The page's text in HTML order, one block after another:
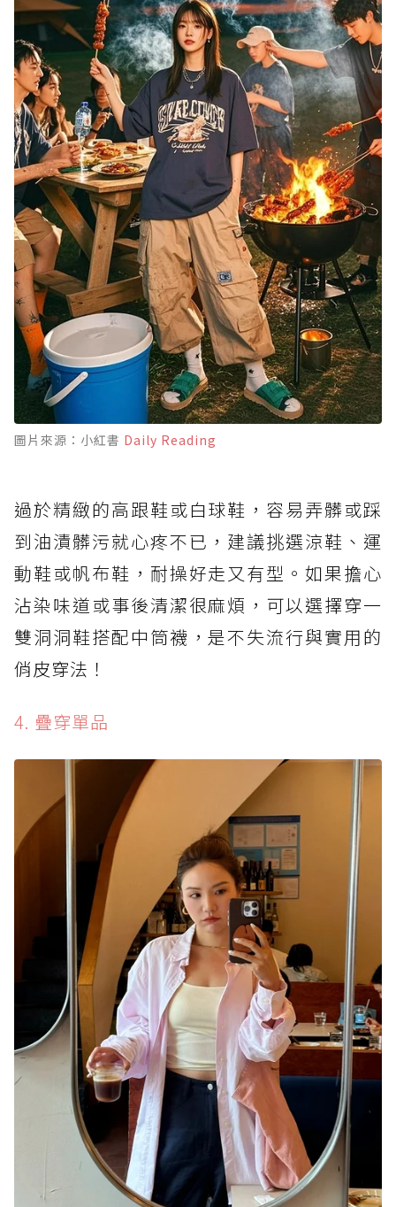
圖片來源：小紅書 Daily Reading
過於精緻的高跟鞋或白球鞋，容易弄髒或踩
到油漬髒污就心疼不已，建議挑選涼鞋、運
動鞋或帆布鞋，耐操好走又有型。如果擔心
沾染味道或事後清潔很麻煩，可以選擇穿一
雙洞洞鞋搭配中筒襪，是不失流行與實用的
俏皮穿法！
4. 疊穿單品